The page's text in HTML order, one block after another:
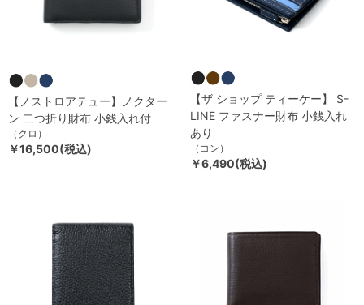
【ノストロアテュー】ノクター
ン 二つ折り財布 小銭入れ付
（クロ）
￥16,500(税込)
【ザ ショップ ティーケー】 S-
LINE ファスナー財布 小銭入れ
あり
（コン）
￥6,490(税込)